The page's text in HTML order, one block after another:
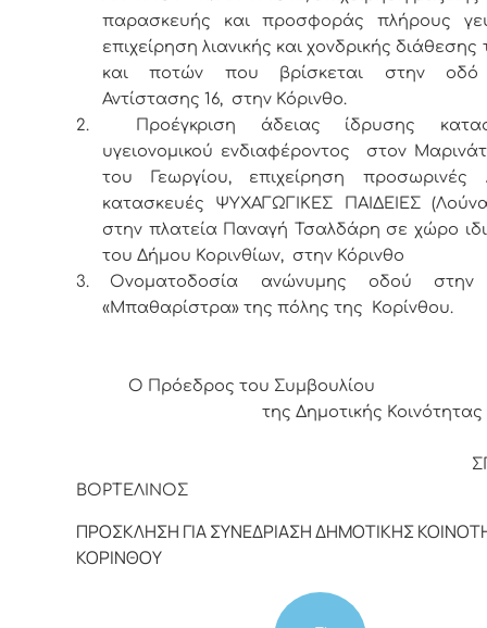
παρασκευής και προσφοράς πλήρους
επιχείρηση λιανικής και χονδρικής
και ποτών που βρίσκεται στην οδό
Αντίστασης 16, στην Κόρινθο.
2.
Προέγκριση άδειας ίδρυσης
υγειονομικού ενδιαφέροντος στον
του Γεωργίου, επιχείρηση προσωρινές
κατασκευές ΨΥΧΑΓΩΓΙΚΕΣ ΠΑΙΔΕΙΕΣ
στην πλατεία Παναγή Τσαλδάρη σε χώρο
του Δήμου Κορινθίων, στην Κόρινθο
3.
Ονοματοδοσία ανώνυμης οδού στην
«Μπαθαρίστρα» της πόλης της Κορίνθου.
Ο Πρόεδρος του Συμβουλίου
της Δημοτικής Κοινότητας
ΒΟΡΤΕΛΙΝΟΣ
ΠΡΟΣΚΛΗΣΗ ΓΙΑ ΣΥΝΕΔΡΙΑΣΗ ΔΗΜΟΤΙΚΗΣ
ΚΟΡΙΝΘΟΥ